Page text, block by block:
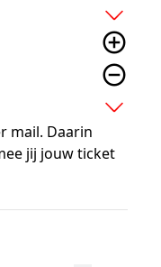
add
add_circle_outline
remove_circle_outline
expand_more
mail. Daarin
jij jouw ticket